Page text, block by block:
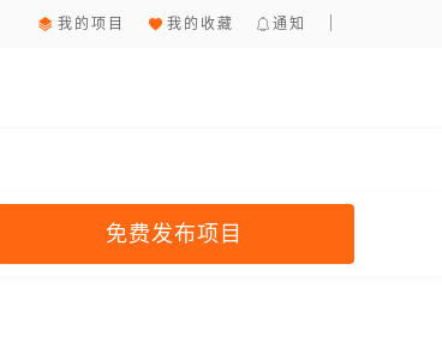
我的项目 我的收藏 通知
免费发布项目